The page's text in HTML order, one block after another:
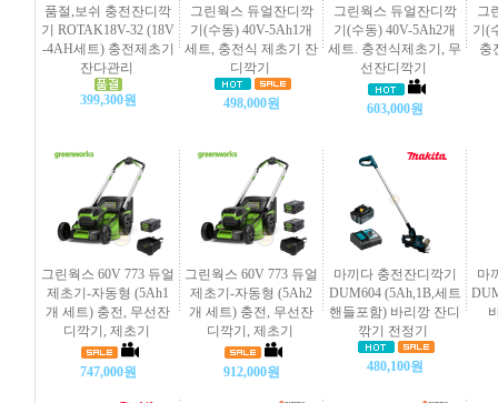
품절,보쉬 충전잔디깍
기 ROTAK18V-32 (18V
-4AH세트) 충전제초기
잔다관리
399,300원
그린웍스 듀얼잔디깍
기(수동) 40V-5Ah1개
세트, 충전식 제초기 잔
디깍기
498,000원
그린웍스 듀얼잔디깍
기(수동) 40V-5Ah2개
세트. 충전식제초기, 무
선잔디깍기
603,000원
그
기(
충
그린웍스 60V 773 듀얼
제초기-자동형 (5Ah1
개 세트) 충전, 무선잔
디깍기, 제초기
747,000원
그린웍스 60V 773 듀얼
제초기-자동형 (5Ah2
개 세트) 충전, 무선잔
디깍기, 제초기
912,000원
마끼다 충전잔디깍기
DUM604 (5Ah,1B,세트
핸들포함) 바리깡 잔디
깎기 전정기
480,100원
마